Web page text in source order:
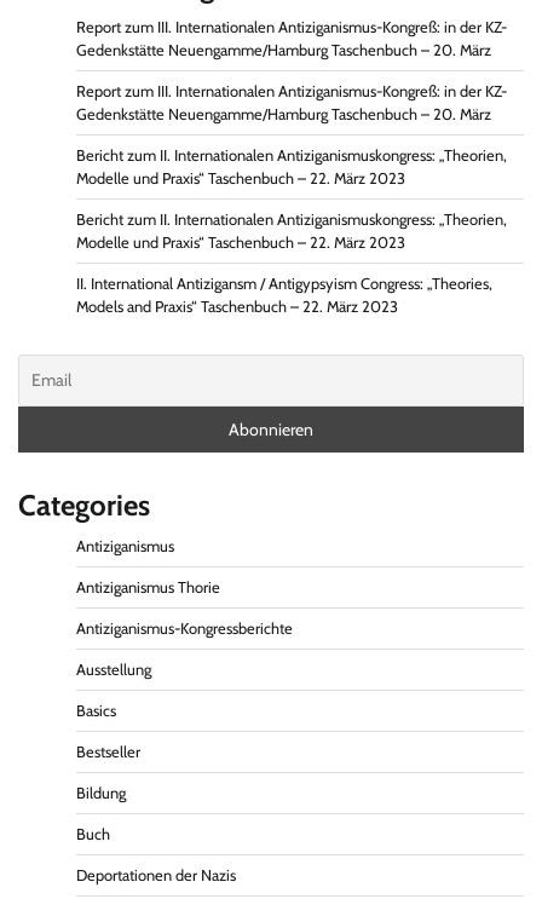
Report zum III. Internationalen Antiziganismus-Kongreß: in der KZ-
Gedenkstätte Neuengamme/Hamburg Taschenbuch – 20. März
Report zum III. Internationalen Antiziganismus-Kongreß: in der KZ-
Gedenkstätte Neuengamme/Hamburg Taschenbuch – 20. März
Bericht zum II. Internationalen Antiziganismuskongress: „Theorien,
Modelle und Praxis“ Taschenbuch – 22. März 2023
Bericht zum II. Internationalen Antiziganismuskongress: „Theorien,
Modelle und Praxis“ Taschenbuch – 22. März 2023
II. International Antizigansm / Antigypsyism Congress: „Theories,
Models and Praxis“ Taschenbuch – 22. März 2023
Categories
Antiziganismus
Antiziganismus Thorie
Antiziganismus-Kongressberichte
Ausstellung
Basics
Bestseller
Bildung
Buch
Deportationen der Nazis